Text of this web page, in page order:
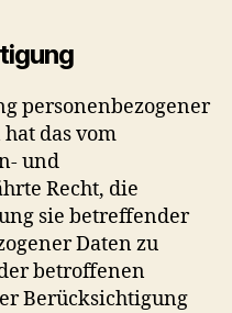
personenbezogener
das vom
und
Recht, die
sie betreffender
Daten zu
betroffenen
Berücksichtigung